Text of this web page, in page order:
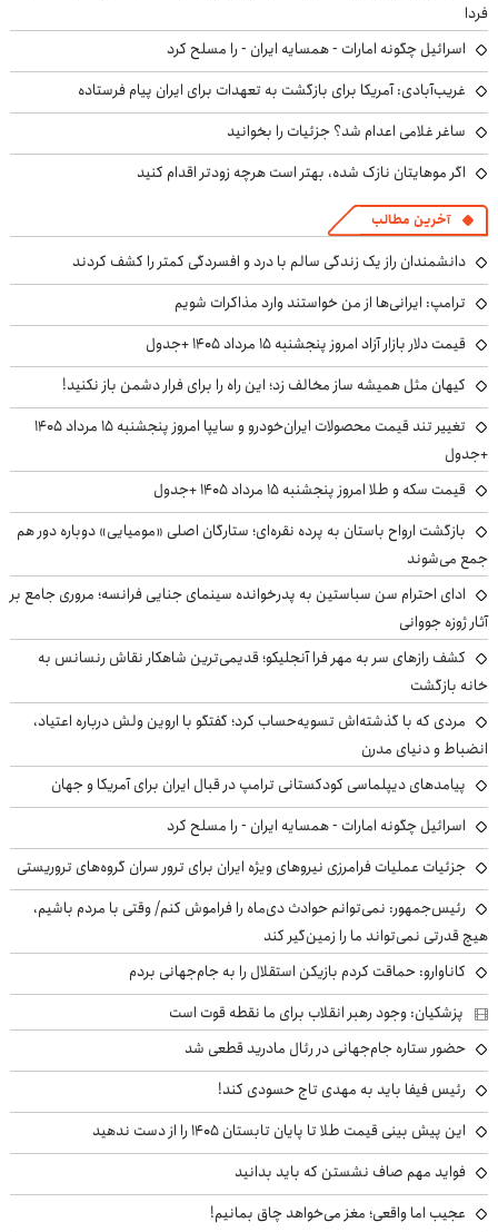
فردا
اسرائیل چگونه امارات - همسایه ایران - را مسلح کرد
غریب‌آبادی: آمریکا برای بازگشت به تعهدات برای ایران پیام فرستاده
ساغر غلامی اعدام شد؟ جزئیات را بخوانید
اگر موهایتان نازک شده، بهتر است هرچه زودتر اقدام کنید
آخرین مطالب
دانشمندان راز یک زندگی سالم با درد و افسردگی کمتر را کشف کردند
ترامپ: ایرانی‌ها از من خواستند وارد مذاکرات شویم
قیمت دلار بازار آزاد امروز پنجشنبه ۱۵ مرداد ۱۴۰۵ +جدول
کیهان مثل همیشه ساز مخالف زد؛ این راه را برای فرار دشمن باز نکنید!
تغییر تند قیمت محصولات ایران‌خودرو و سایپا امروز پنجشنبه ۱۵ مرداد ۱۴۰۵
+جدول
قیمت سکه و طلا امروز پنجشنبه ۱۵ مرداد ۱۴۰۵ +جدول
بازگشت ارواح باستان به پرده نقره‌ای؛ ستارگان اصلی «مومیایی» دوباره دور هم
جمع می‌شوند
ادای احترام سن سباستین به پدرخوانده سینمای جنایی فرانسه؛ مروری جامع بر
آثار ژوزه جووانی
کشف رازهای سر به مهر فرا آنجلیکو؛ قدیمی‌ترین شاهکار نقاش رنسانس به
خانه بازگشت
مردی که با گذشته‌اش تسویه‌حساب کرد؛ گفتگو با اروین ولش درباره اعتیاد،
انضباط و دنیای مدرن
پیامدهای دیپلماسی کودکستانی ترامپ در قبال ایران برای آمریکا و جهان
اسرائیل چگونه امارات - همسایه ایران - را مسلح کرد
جزئیات عملیات فرامرزی نیروهای ویژه ایران برای ترور سران گروه‌های تروریستی
رئیس‌جمهور: نمی‌توانم حوادث دی‌ماه را فراموش کنم/ وقتی با مردم باشیم،
هیچ قدرتی نمی‌تواند ما را زمین‌گیر کند
کاناوارو: حماقت کردم بازیکن استقلال را به جام‌جهانی بردم
پزشکیان: وجود رهبر انقلاب برای ما نقطه قوت است
حضور ستاره جام‌جهانی در رئال مادرید قطعی شد
رئیس فیفا باید به مهدی تاج حسودی کند!
این پیش بینی قیمت طلا تا پایان تابستان ۱۴۰۵ را از دست ندهید
فواید مهم صاف نشستن که باید بدانید
عجیب اما واقعی؛ مغز می‌خواهد چاق بمانیم!